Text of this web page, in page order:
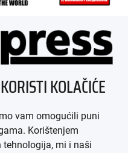
KOLAČIĆE
vam omogućili puni
Korištenjem
mi i naši